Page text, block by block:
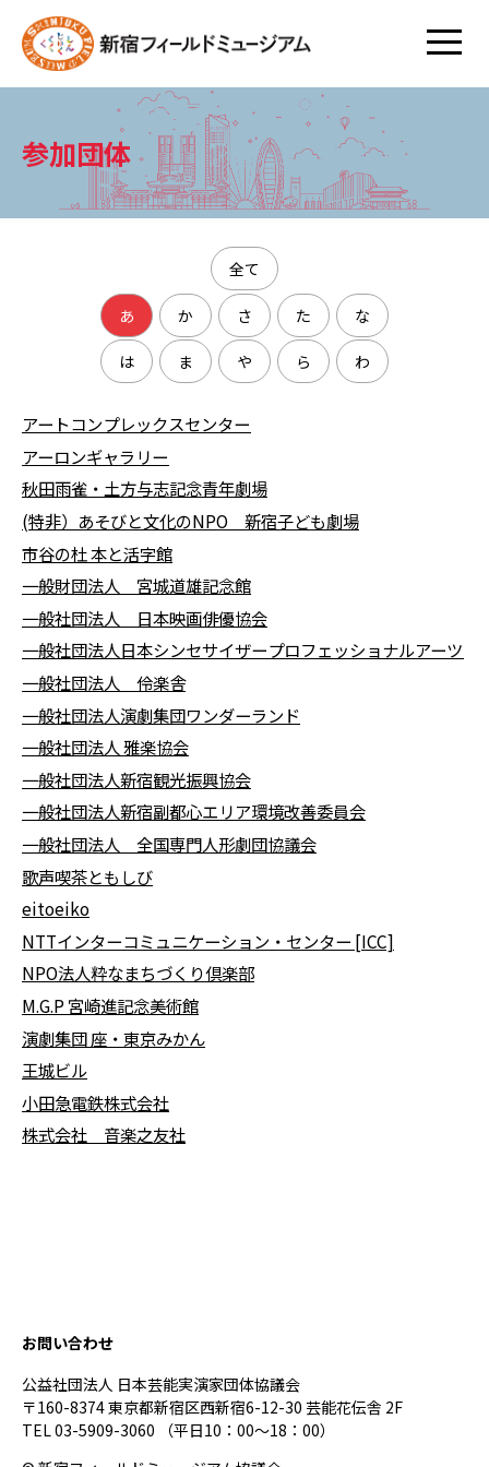
参加団体
全て
あ か さ た な
は ま や ら わ
アートコンプレックスセンター
アーロンギャラリー
秋田雨雀・土方与志記念青年劇場
(特非）あそびと文化のNPO 新宿子ども劇場
市谷の杜 本と活字館
一般財団法人 宮城道雄記念館
一般社団法人 日本映画俳優協会
一般社団法人日本シンセサイザープロフェッショナルアーツ
一般社団法人 伶楽舎
一般社団法人演劇集団ワンダーランド
一般社団法人 雅楽協会
一般社団法人新宿観光振興協会
一般社団法人新宿副都心エリア環境改善委員会
一般社団法人 全国専門人形劇団協議会
歌声喫茶ともしび
eitoeiko
NTTインターコミュニケーション・センター [ICC]
NPO法人粋なまちづくり倶楽部
M.G.P 宮崎進記念美術館
演劇集団 座・東京みかん
王城ビル
小田急電鉄株式会社
株式会社 音楽之友社
お問い合わせ
公益社団法人 日本芸能実演家団体協議会
〒160-8374 東京都新宿区西新宿6-12-30 芸能花伝舎 2F
TEL 03-5909-3060 （平日10：00～18：00）